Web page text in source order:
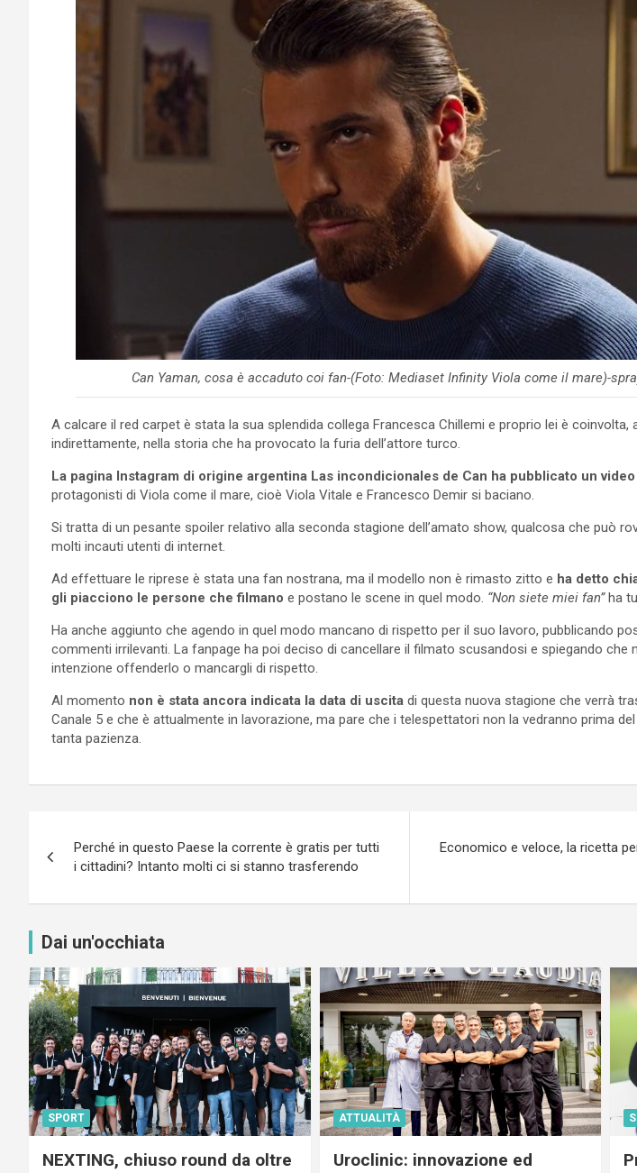
Can Yaman, cosa è accaduto coi fan-(Foto: Mediaset Infinity Viola come il mare)-
A calcare il red carpet è stata la sua splendida collega Francesca Chillemi e proprio lei è coinvolta,
indirettamente, nella storia che ha provocato la furia dell’attore turco.
La pagina Instagram di origine argentina Las incondicionales de Can ha pubblicato un video
protagonisti di Viola come il mare, cioè Viola Vitale e Francesco Demir si baciano.
Si tratta di un pesante spoiler relativo alla seconda stagione dell’amato show, qualcosa che può
molti incauti utenti di internet.
Ad effettuare le riprese è stata una fan nostrana, ma il modello non è rimasto zitto e ha detto
gli piacciono le persone che filmano e postano le scene in quel modo. “Non siete miei fan”ha
Ha anche aggiunto che agendo in quel modo mancano di rispetto per il suo lavoro, pubblicando
commenti irrilevanti. La fanpage ha poi deciso di cancellare il filmato scusandosi e spiegando che
intenzione offenderlo o mancargli di rispetto.
Al momento non è stata ancora indicata la data di uscita di questa nuova stagione che verrà
Canale 5 e che è attualmente in lavorazione, ma pare che i telespettatori non la vedranno prima
tanta pazienza.
articoli
Perché in questo Paese la corrente è gratis per tutti
i cittadini? Intanto molti ci si stanno trasferendo
Economico e veloce, la ricetta
Dai un'occhiata
SPORT
NEXTING, chiuso round da oltre
ATTUALITÀ
Uroclinic: innovazione ed